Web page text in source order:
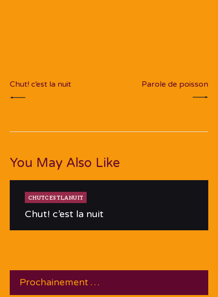
Chut! c’est la nuit Parole de poisson
You May Also Like
CHUTCESTLANUIT
Chut! c’est la nuit
Prochainement …